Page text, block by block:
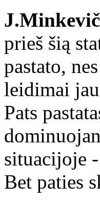
prieš šią
pastato,
leidimai
Pats
situacijoje
Bet paties